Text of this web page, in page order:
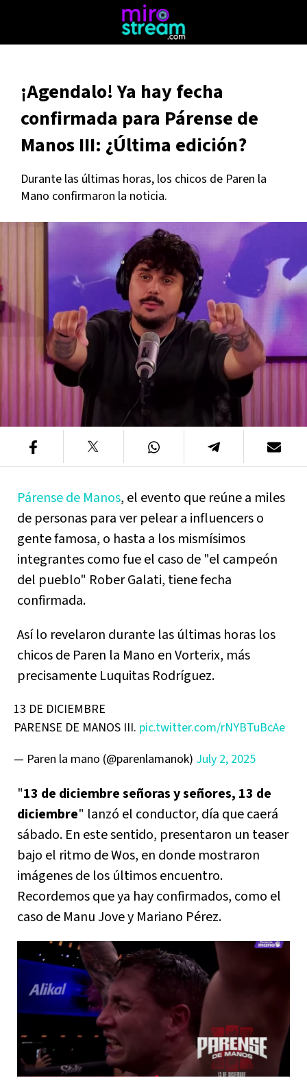
¡Agendalo! Ya hay fecha
confirmada para Párense de
Manos III: ¿Última edición?
Durante las últimas horas, los chicos de Paren la
Mano confirmaron la noticia.
Párense de Manos, el evento que reúne a miles
de personas para ver pelear a influencers o
gente famosa, o hasta a los mismísimos
integrantes como fue el caso de "el campeón
del pueblo" Rober Galati, tiene fecha
confirmada.
Así lo revelaron durante las últimas horas los
chicos de Paren la Mano en Vorterix, más
precisamente Luquitas Rodríguez.
13 DE DICIEMBRE
PARENSE DE MANOS III. pic.twitter.com/rNYBTuBcAe
— Paren la mano (@parenlamanok) July 2, 2025
"13 de diciembre señoras y señores, 13 de
diciembre" lanzó el conductor, día que caerá
sábado. En este sentido, presentaron un teaser
bajo el ritmo de Wos, en donde mostraron
imágenes de los últimos encuentro.
Recordemos que ya hay confirmados, como el
caso de Manu Jove y Mariano Pérez.